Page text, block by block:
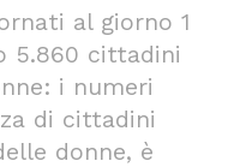
al giorno 1
5.860 cittadini
i numeri
di cittadini
donne, è